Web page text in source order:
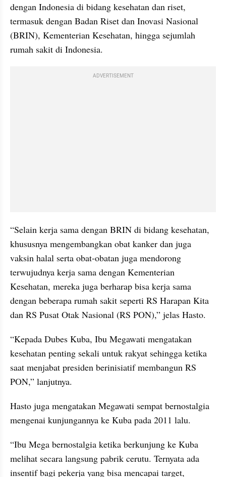
dengan Indonesia di bidang kesehatan dan riset,
termasuk dengan Badan Riset dan Inovasi Nasional
(BRIN), Kementerian Kesehatan, hingga sejumlah
rumah sakit di Indonesia.
ADVERTISEMENT
“Selain kerja sama dengan BRIN di bidang kesehatan,
khususnya mengembangkan obat kanker dan juga
vaksin halal serta obat-obatan juga mendorong
terwujudnya kerja sama dengan Kementerian
Kesehatan, mereka juga berharap bisa kerja sama
dengan beberapa rumah sakit seperti RS Harapan Kita
dan RS Pusat Otak Nasional (RS PON),” jelas Hasto.
“Kepada Dubes Kuba, Ibu Megawati mengatakan
kesehatan penting sekali untuk rakyat sehingga ketika
saat menjabat presiden berinisiatif membangun RS
PON,” lanjutnya.
Hasto juga mengatakan Megawati sempat bernostalgia
mengenai kunjungannya ke Kuba pada 2011 lalu.
“Ibu Mega bernostalgia ketika berkunjung ke Kuba
melihat secara langsung pabrik cerutu. Ternyata ada
insentif bagi pekerja yang bisa mencapai target,